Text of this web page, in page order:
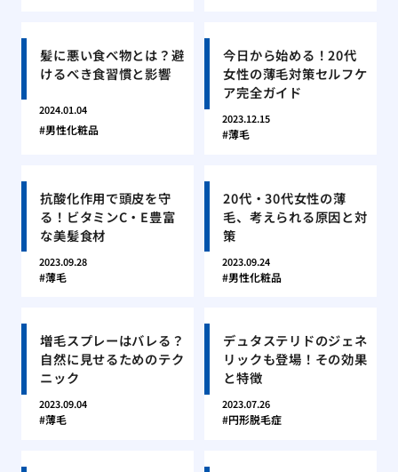
髪に悪い食べ物とは？避
けるべき食習慣と影響
2024.01.04
男性化粧品
今日から始める！20代
女性の薄毛対策セルフケ
ア完全ガイド
2023.12.15
薄毛
抗酸化作用で頭皮を守
る！ビタミンC・E豊富
な美髪食材
2023.09.28
薄毛
20代・30代女性の薄
毛、考えられる原因と対
策
2023.09.24
男性化粧品
増毛スプレーはバレる？
自然に見せるためのテク
ニック
2023.09.04
薄毛
デュタステリドのジェネ
リックも登場！その効果
と特徴
2023.07.26
円形脱毛症